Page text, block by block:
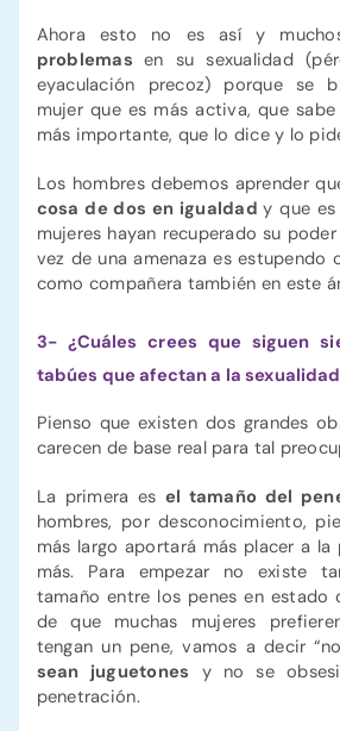
Ahora esto no es así y
problemasen su sexualidad
eyaculación precoz) porque se
mujer que es más activa, que
más importante, que lo dice y lo
Los hombres debemos aprender
cosa de dos en igualdady que
mujeres hayan recuperado su
vez de una amenaza es estupendo
como compañera también en este
3- ¿Cuáles crees que siguen
tabúes que afectan a la
Pienso que existen dos grandes
carecen de base real para tal
La primera es el tamaño del
hombres, por desconocimiento,
más largo aportará más placer a
más. Para empezar no existe
tamaño entre los penes en estado
de que muchas mujeres
tengan un pene, vamos a decir
sean juguetones y no se
penetración.